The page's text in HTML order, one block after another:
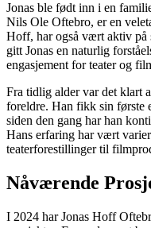
Jonas ble født inn i en
Nils Ole Oftebro, er en
Hoff, har også vært aktiv på
gitt Jonas en naturlig
engasjement for teater og
Fra tidlig alder var det klart
foreldre. Han fikk sin første
siden den gang har han
Hans erfaring har vært
teaterforestillinger til
Nåværende
I 2024 har Jonas Hoff